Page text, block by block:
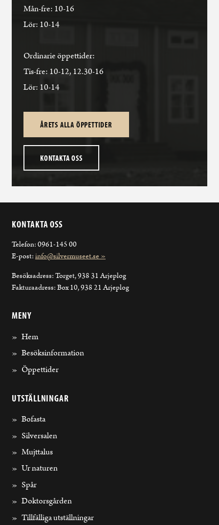
Mån-fre: 10-16
Lör: 10-14
Ordinarie öppettider:
Tis-fre: 10-12, 12.30-16
Lör: 10-14
ÅRETS ALLA ÖPPETTIDER
KONTAKTA OSS
KONTAKTA OSS
Telefon: 0961-145 00
E-post:info@silvermuseet.se »
Besöksadress: Torget, 938 31 Arjeplog
Fakturaadress: Box 10, 938 21 Arjeplog
MENY
Hem
Besöksinformation
Öppettider
UTSTÄLLNINGAR
Bofasta
Silversalen
Mujttalus
Ur naturen
Spår
Doktorsgården
Tillfälliga utställningar